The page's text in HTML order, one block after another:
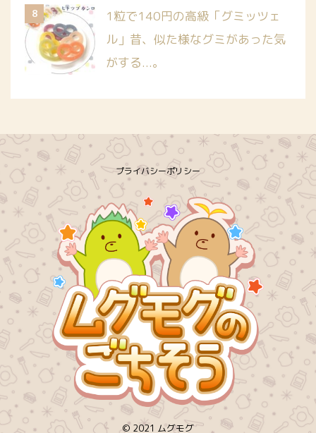
8
1粒で140円の高級「グミッツェ
ル」昔、似た様なグミがあった気
がする...。
プライバシーポリシー
© 2021 ムグモグ